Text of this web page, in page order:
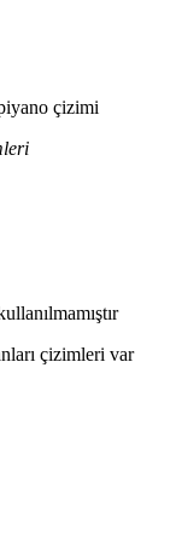
çizimi
çizimleri var